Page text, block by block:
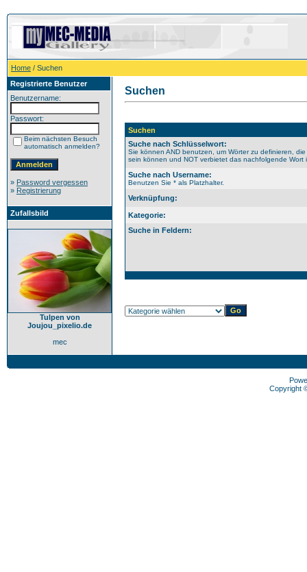
Home / Suchen
Registrierte Benutzer
Benutzername:
Passwort:
Beim nächsten Besuch
automatisch anmelden?
» Password vergessen
» Registrierung
Zufallsbild
Tulpen von
Joujou_pixelio.de
mec
Suchen
Suchen
Suche nach Schlüsselwort:
Sie können AND benutzen, um Wörter zu definieren,
sein können und NOT verbietet das nachfolgende Wort
Suche nach Username:
Benutzen Sie * als Platzhalter.
Verknüpfung:
Kategorie:
Suche in Feldern:
Copyright